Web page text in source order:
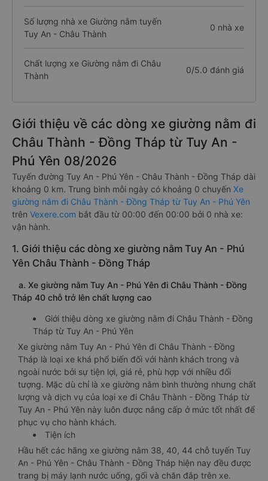
Số lượng nhà xe Giường nằm tuyến
Tuy An - Châu Thành
0 nhà xe
Chất lượng xe Giường nằm đi Châu
Thành
0/5.0 đánh giá
Giới thiệu về các dòng xe giường nằm đi
Châu Thành - Đồng Tháp từ Tuy An -
Phú Yên 08/2026
Tuyến đường Tuy An - Phú Yên - Châu Thành - Đồng Tháp dài
khoảng 0 km. Trung bình mỗi ngày có khoảng 0 chuyến Xe
giường nằm đi Châu Thành - Đồng Tháp từ Tuy An - Phú Yên
trên Vexere.com bắt đầu từ 00:00 đến 00:00 bởi 0 nhà xe:
vận hành.
1. Giới thiệu các dòng xe giường nằm Tuy An - Phú
Yên Châu Thành - Đồng Tháp
a. Xe giường nằm Tuy An - Phú Yên đi Châu Thành - Đồng
Tháp 40 chỗ trở lên chất lượng cao
Giới thiệu dòng xe giường nằm đi Châu Thành - Đồng
Tháp từ Tuy An - Phú Yên
Xe giường nằm Tuy An - Phú Yên đi Châu Thành - Đồng
Tháp là loại xe khá phổ biến đối với hành khách trong và
ngoài nước bởi sự tiện lợi, giá rẻ, phù hợp với nhiều đối
tượng. Mặc dù chỉ là xe giường nằm bình thường nhưng chất
lượng và dịch vụ của loại xe đi Châu Thành - Đồng Tháp từ
Tuy An - Phú Yên này luôn được nâng cấp ở mức tốt nhất để
phục vụ cho hành khách.
Tiện ích
Hầu hết các hãng xe giường nằm 38, 40, 44 chỗ tuyến Tuy
An - Phú Yên - Châu Thành - Đồng Tháp hiện nay đều được
trang bị máy lạnh nước uống, gối và chăn đắp trên xe.